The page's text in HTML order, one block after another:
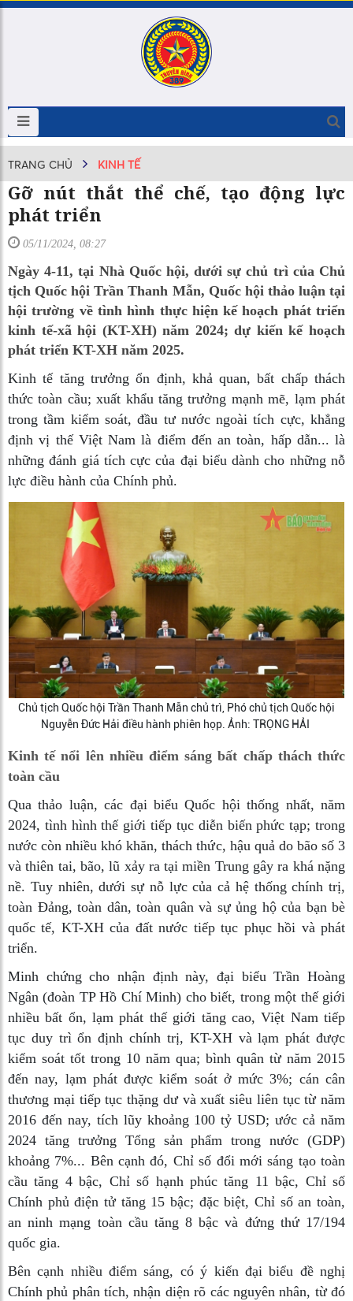
TRANG CHỦ KINH TẾ
Gỡ nút thắt thể chế, tạo động lực
phát triển
05/11/2024, 08:27
Ngày 4-11, tại Nhà Quốc hội, dưới sự chủ trì của Chủ
tịch Quốc hội Trần Thanh Mẫn, Quốc hội thảo luận tại
hội trường về tình hình thực hiện kế hoạch phát triển
kinh tế-xã hội (KT-XH) năm 2024; dự kiến kế hoạch
phát triển KT-XH năm 2025.
Kinh tế tăng trưởng ổn định, khả quan, bất chấp thách
thức toàn cầu; xuất khẩu tăng trưởng mạnh mẽ, lạm phát
trong tầm kiểm soát, đầu tư nước ngoài tích cực, khẳng
định vị thế Việt Nam là điểm đến an toàn, hấp dẫn... là
những đánh giá tích cực của đại biểu dành cho những nỗ
lực điều hành của Chính phủ.
Chủ tịch Quốc hội Trần Thanh Mẫn chủ trì, Phó chủ tịch Quốc hội
Nguyễn Đức Hải điều hành phiên họp. Ảnh: TRỌNG HẢI
Kinh tế nổi lên nhiều điểm sáng bất chấp thách thức
toàn cầu
Qua thảo luận, các đại biểu Quốc hội thống nhất, năm
2024, tình hình thế giới tiếp tục diễn biến phức tạp; trong
nước còn nhiều khó khăn, thách thức, hậu quả do bão số 3
và thiên tai, bão, lũ xảy ra tại miền Trung gây ra khá nặng
nề. Tuy nhiên, dưới sự nỗ lực của cả hệ thống chính trị,
toàn Đảng, toàn dân, toàn quân và sự ủng hộ của bạn bè
quốc tế, KT-XH của đất nước tiếp tục phục hồi và phát
triển.
Minh chứng cho nhận định này, đại biểu Trần Hoàng
Ngân (đoàn TP Hồ Chí Minh) cho biết, trong một thế giới
nhiều bất ổn, lạm phát thế giới tăng cao, Việt Nam tiếp
tục duy trì ổn định chính trị, KT-XH và lạm phát được
kiểm soát tốt trong 10 năm qua; bình quân từ năm 2015
đến nay, lạm phát được kiểm soát ở mức 3%; cán cân
thương mại tiếp tục thặng dư và xuất siêu liên tục từ năm
2016 đến nay, tích lũy khoảng 100 tỷ USD; ước cả năm
2024 tăng trưởng Tổng sản phẩm trong nước (GDP)
khoảng 7%... Bên cạnh đó, Chỉ số đổi mới sáng tạo toàn
cầu tăng 4 bậc, Chỉ số hạnh phúc tăng 11 bậc, Chỉ số
Chính phủ điện tử tăng 15 bậc; đặc biệt, Chỉ số an toàn,
an ninh mạng toàn cầu tăng 8 bậc và đứng thứ 17/194
quốc gia.
Bên cạnh nhiều điểm sáng, có ý kiến đại biểu đề nghị
Chính phủ phân tích, nhận diện rõ các nguyên nhân, từ đó